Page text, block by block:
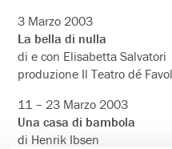
3 Marzo 2003
La bella di nulla
di e con Elisabetta Salvatori
produzione Il Teatro dé
11 – 23 Marzo 2003
Una casa di bambola
di Henrik Ibsen